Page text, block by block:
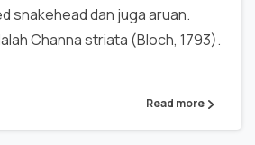
snakehead dan juga aruan.
Channa striata (Bloch, 1793).
Read more